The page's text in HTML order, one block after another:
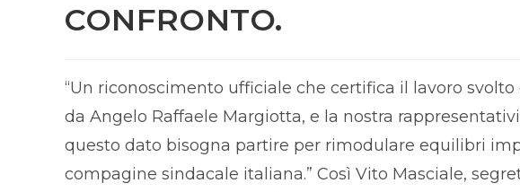
CONFRONTO.
“Un riconoscimento ufficiale che certifica il lavoro
da Angelo Raffaele Margiotta, e la nostra
questo dato bisogna partire per rimodulare equilibri
compagine sindacale italiana.” Così Vito Masciale,